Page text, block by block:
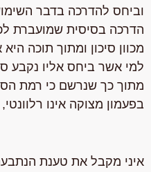
וביחס להדרכה בדבר
הדרכה בסיסית שמועברת
מכוון סיכוןומתוך תוכה היא
למי אשר ביחס אליו נקבע
מתוך כך שנרשם כי רמת
בפעמון מצוקה אינו